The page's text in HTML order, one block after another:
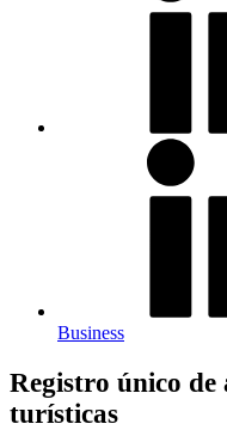
Business
Registro único
turísticas